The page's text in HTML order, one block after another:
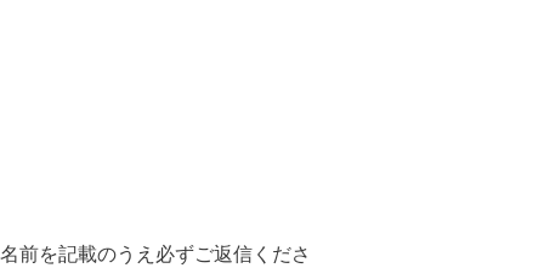
前を記載のうえ必ずご返信くださ